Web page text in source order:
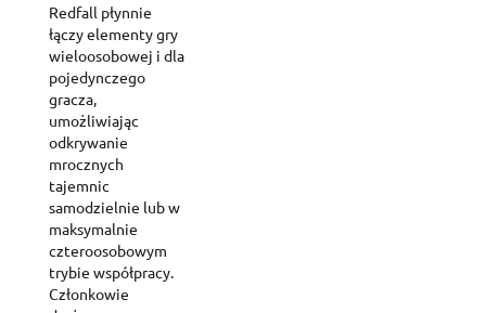
Redfall płynnie
łączy elementy gry
wieloosobowej i dla
pojedynczego
gracza,
umożliwiając
odkrywanie
mrocznych
tajemnic
samodzielnie lub w
maksymalnie
czteroosobowym
trybie współpracy.
Członkowie